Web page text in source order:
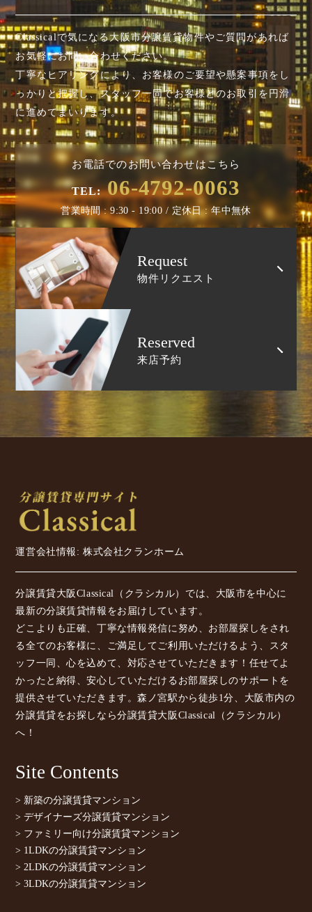
Classicalで気になる大阪市分譲賃貸物件やご質問があれば
お気軽にお問い合わせください。
丁寧なヒアリングにより、お客様のご要望や懸案事項を し
っかりと把握し、スタッフ一同でお客様とのお取引を円滑
に進めてまいります。
お電話でのお問い合わせはこちら
TEL: 06-4792-0063
営業時間 : 9:30 - 19:00 / 定休日 : 年中無休
Request
物件リクエスト
Reserved
来店予約
運営会社情報: 株式会社クランホーム
分譲賃貸大阪Classical（クラシカル）では、大阪市を中心に
最新の分譲賃貸情報をお届けしています。
どこよりも正確、丁寧な情報発信に努め、お部屋探しをされ
る全てのお客様に、ご満足してご利用いただけるよう、スタ
ッフ一同、心を込めて、対応させていただきます！任せてよ
かったと納得、安心していただけるお部屋探しのサポートを
提供させていただきます。森ノ宮駅から徒歩1分、大阪市内の
分譲賃貸をお探しなら分譲賃貸大阪Classical（クラシカル）
へ！
Site Contents
> 新築の分譲賃貸マンション
> デザイナーズ分譲賃貸マンション
> ファミリー向け分譲賃貸マンション
> 1LDKの分譲賃貸マンション
> 2LDKの分譲賃貸マンション
> 3LDKの分譲賃貸マンション